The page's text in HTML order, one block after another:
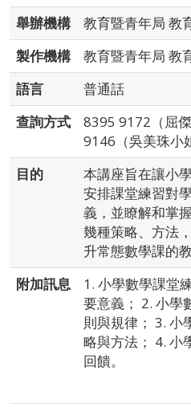
舉辦機構
教育暨青年局 教
製作機構
教育暨青年局 教
語言
普通話
查詢方式
8395 9172（屈
9146（吳美珠小
目的
本講座旨在讓小
安排課堂練習對
義，並瞭解和掌
幾種策略、方法
升常態數學課的
附加訊息
1. 小學數學課堂
要意義； 2. 小學
則與規律； 3. 小
略與方法； 4. 小
回饋。